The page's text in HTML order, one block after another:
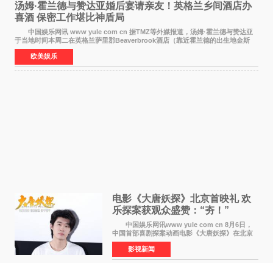
汤姆·霍兰德与赞达亚婚后宴请亲友！英格兰乡间酒店办
喜酒 保密工作堪比神盾局
中国娱乐网讯 www yule com cn 据TMZ等外媒报道，汤姆·霍兰德与赞达亚
于当地时间本周二在英格兰萨里郡Beaverbrook酒店（靠近霍兰德的出生地金斯
顿）举办婚宴，邀请家人与朋友们喝喜酒，庆祝
欧美娱乐
电影《大唐妖探》北京首映礼 欢
乐探案获观众盛赞：“夯！”
中国娱乐网讯www yule com cn 8月6日，
中国首部喜剧探案动画电影《大唐妖探》在北京
举办电影首映礼。导演程腾、联合导演黄珉、总
制片人曹紫建、制片人李莹莹，配音导演张喆，
对白指导程寅，领
影视新闻